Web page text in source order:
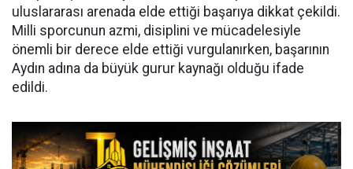
uluslararası arenada elde ettiği başarıya dikkat çekildi.
Milli sporcunun azmi, disiplini ve mücadelesiyle
önemli bir derece elde ettiği vurgulanırken, başarının
Aydın adına da büyük gurur kaynağı olduğu ifade
edildi.